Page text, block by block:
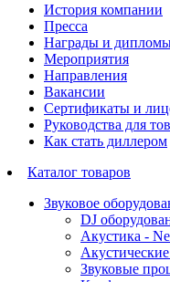
История компании
Пресса
Награды и
Мероприятия
Направления
Вакансии
Сертификаты и
Руководства для
Как стать диллером
Каталог товаров
Звуковое
DJ
Акустика -
Звуковые